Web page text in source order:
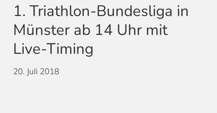
1. Triathlon-Bundesliga in
Münster ab 14 Uhr mit
Live-Timing
20. Juli 2018